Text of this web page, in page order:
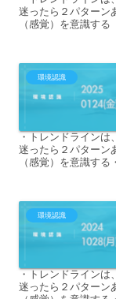
迷ったら２パターン
（感覚）を意識す
環境認識
・トレンドラインは
迷ったら２パターン
（感覚）を意識す
環境認識
・トレンドライン
迷ったら２パターン